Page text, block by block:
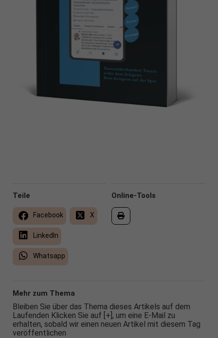
Online-Tools
Teile
Facebook X
LinkedIn
Whatsapp
Mehr zum Thema
Bleiben Sie über das Thema dieses Artikels auf dem
Laufenden Klicken Sie auf [+], um eine E-Mail zu
erhalten, sobald wir einen neuen Artikel mit diesem Tag
veröffentlichen